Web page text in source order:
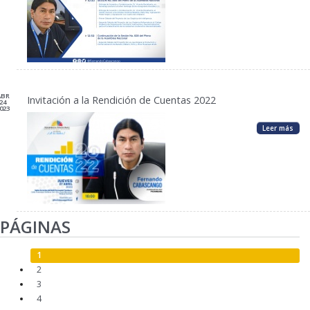
24 Invitación a la Rendición de Cuentas 2022
Leer más
PÁGINAS
1
2
3
4